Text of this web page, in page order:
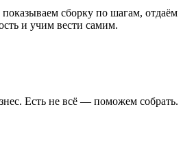
сборку по шагам, отдаём
и учим вести самим.
Есть не всё — поможем собрать.